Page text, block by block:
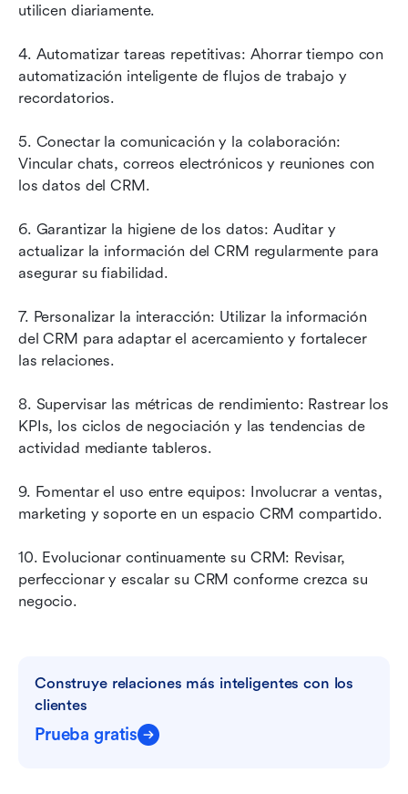
utilicen diariamente.
4. Automatizar tareas repetitivas: Ahorrar tiempo con
automatización inteligente de flujos de trabajo y
recordatorios.
5. Conectar la comunicación y la colaboración:
Vincular chats, correos electrónicos y reuniones con
los datos del CRM.
6. Garantizar la higiene de los datos: Auditar y
actualizar la información del CRM regularmente para
asegurar su fiabilidad.
7. Personalizar la interacción: Utilizar la información
del CRM para adaptar el acercamiento y fortalecer
las relaciones.
8. Supervisar las métricas de rendimiento: Rastrear los
KPIs, los ciclos de negociación y las tendencias de
actividad mediante tableros.
9. Fomentar el uso entre equipos: Involucrar a ventas,
marketing y soporte en un espacio CRM compartido.
10. Evolucionar continuamente su CRM: Revisar,
perfeccionar y escalar su CRM conforme crezca su
negocio.
Construye relaciones más inteligentes con los
clientes
Prueba gratis